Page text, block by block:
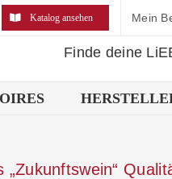
Katalog ansehen Mein
Finde deine
„Zukunftswein“